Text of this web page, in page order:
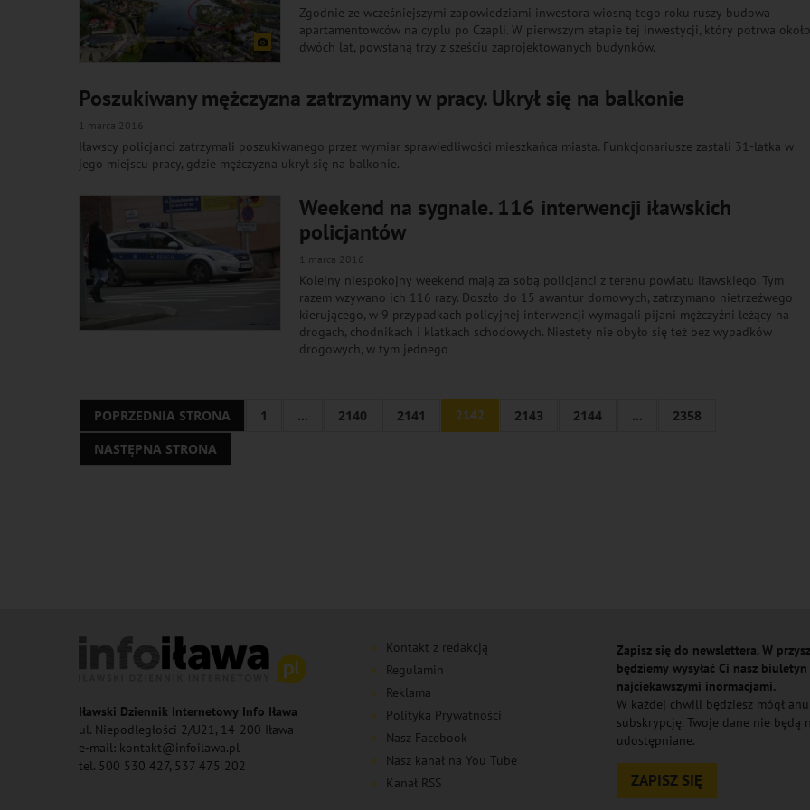
Zgodnie ze wcześniejszymi zapowiedziami inwestora wiosną tego roku ruszy budowa
apartamentowców na cyplu po Czapli. W pierwszym etapie tej inwestycji, który potrwa
dwóch lat, powstaną trzy z sześciu zaprojektowanych budynków.
Poszukiwany mężczyzna zatrzymany w pracy. Ukrył się na balkonie
1 marca 2016
Iławscy policjanci zatrzymali poszukiwanego przez wymiar sprawiedliwości mieszkańca miasta. Funkcjonariusze zastali 31-latka w
jego miejscu pracy, gdzie mężczyzna ukrył się na balkonie.
Weekend na sygnale. 116 interwencji iławskich
policjantów
1 marca 2016
Kolejny niespokojny weekend mają za sobą policjanci z terenu powiatu iławskiego. Tym
razem wzywano ich 116 razy. Doszło do 15 awantur domowych, zatrzymano nietrzeźwego
kierującego, w 9 przypadkach policyjnej interwencji wymagali pijani mężczyźni leżący na
drogach, chodnikach i klatkach schodowych. Niestety nie obyło się też bez wypadków
drogowych, w tym jednego
POPRZEDNIA STRONA 1 ... 2140 2141 2142 2143 2144 ...
2358
NASTĘPNA STRONA
Iławski Dziennik Internetowy Info Iława
ul. Niepodległości 2/U21, 14-200 Iława
e-mail: kontakt@infoilawa.pl
tel. 500 530 427, 537 475 202
Kontakt z redakcją
Regulamin
Reklama
Polityka Prywatności
Nasz Facebook
Nasz kanał na You Tube
Kanał RSS
Zapisz się do newslettera. W
będziemy wysyłać Ci nasz biuletyn
najciekawszymi inormacjami.
W każdej chwili będziesz mógł
subskrypcję. Twoje dane nie będą
udostępniane.
ZAPISZ SIĘ